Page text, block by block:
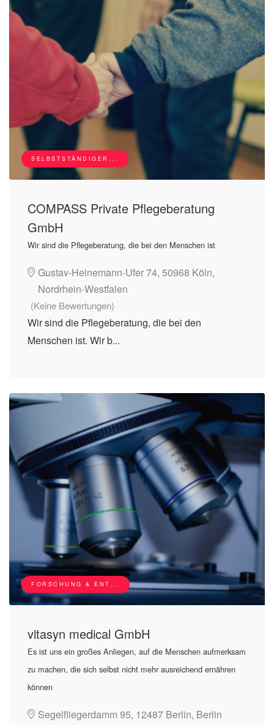
SELBSTSTÄNDIGER...
COMPASS Private Pflegeberatung
GmbH
Wir sind die Pflegeberatung, die bei den Menschen ist
Gustav-Heinemann-Ufer 74, 50968 Köln,
Nordrhein-Westfalen
(Keine Bewertungen)
Wir sind die Pflegeberatung, die bei den
Menschen ist. Wir b...
FORSCHUNG & ENT...
vitasyn medical GmbH
Es ist uns ein großes Anliegen, auf die Menschen aufmerksam
zu machen, die sich selbst nicht mehr ausreichend ernähren
können
Segelfliegerdamm 95, 12487 Berlin, Berlin